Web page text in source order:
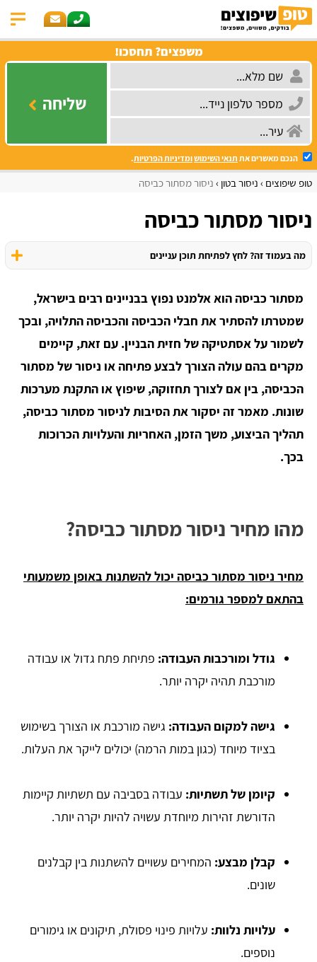
משפצים? תחסכו!
שליחה
הנכם מאשרים את תנאי השימושומדיניות הפרטיות.
טופ שיפוצים ניסור בטון ניסור מסתור כביסה
ניסור מסתור כביסה
מה בעמוד זה? לחץ לפתיחת תוכן עניינים
מסתור כביסה הוא אלמנט נפוץ בבניינים רבים בישראל,
שמטרתו להסתיר את חבלי הכביסה והכביסה התלויה, ובכך
לשמור על אסתטיקה של חזית הבניין. עם זאת, קיימים
מקרים בהם עולה הצורך לבצע פתיחה או ניסור של מסתור
הכביסה, בין אם לצורך תחזוקה, שיפוץ או התקנת מערכות
שונות. מאמר זה יסקור את הסיבות לניסור מסתור כביסה,
תהליך הביצוע, משך הזמן, האחריות והעלויות הכרוכות
בכך.
מהו מחיר ניסור מסתור כביסה?
מחיר ניסור מסתור כביסה יכול להשתנות באופן משמעותי
בהתאם למספר גורמים:
גודל ומורכבות העבודה: פתיחת פתח גדול או עבודה
מורכבת תהיה יקרה יותר.
גישה למקום העבודה: גישה מורכבת או הצורך בשימוש
בציוד מיוחד (כגון במות הרמה) יכולים לייקר את העלות.
קיומן של תשתיות: עבודה בסביבה עם תשתיות קיימות
הדורשת זהירות מיוחדת עשויה להיות יקרה יותר.
קבלן מבצע: המחירים עשויים להשתנות בין קבלנים
שונים.
עלויות נלוות: עלויות פינוי פסולת, תיקונים או גימורים
נוספים.